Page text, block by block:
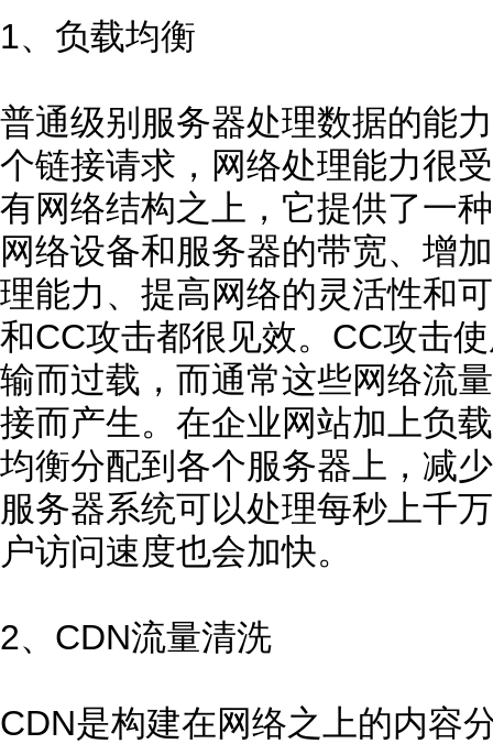
1、负载均衡
普通级别服务器处理数据的能
个链接请求，网络处理能力很
有网络结构之上，它提供了一
网络设备和服务器的带宽、增
理能力、提高网络的灵活性和
和CC攻击都很见效。CC攻击
输而过载，而通常这些网络流
接而产生。在企业网站加上负
均衡分配到各个服务器上，减
服务器系统可以处理每秒上千
户访问速度也会加快。
2、CDN流量清洗
CDN是构建在网络之上的内容